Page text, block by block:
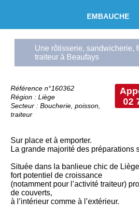
EMBAUCHE
Une rôtisserie, sandwicherie,
traiteur à Beaufays
02
Référence n°160362
Région : Liège
Secteur : Boucherie, poisson,
traiteur
Sur place et à emporter.
La grande majorité des préparations
Située dans la banlieue chic de
fort potentiel de croissance
(notamment pour l’activité traiteur)
de couverts,
à l’intérieur comme à l’extérieur.